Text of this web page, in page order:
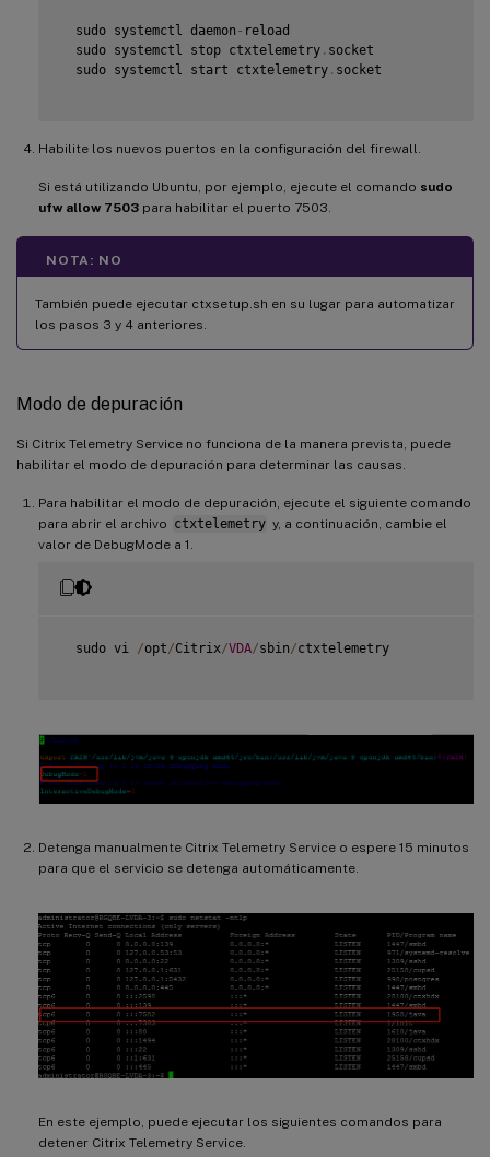
  sudo systemctl daemon
- reload
  sudo systemctl stop ctxtelemetry
. socket
  sudo systemctl start ctxtelemetry
. socket
Habilite los nuevos puertos en la configuración del firewall.
Si está utilizando Ubuntu, por ejemplo, ejecute el comando sudo
ufw allow 7503 para habilitar el puerto 7503.
NOTA: NO
También puede ejecutar ctxsetup.sh en su lugar para automatizar
los pasos 3 y 4 anteriores.
Modo de depuración
Si Citrix Telemetry Service no funciona de la manera prevista, puede
habilitar el modo de depuración para determinar las causas.
Para habilitar el modo de depuración, ejecute el siguiente comando
para abrir el archivo ctxtelemetry y, a continuación, cambie el
valor de DebugMode a 1.
  sudo vi
/opt/Citrix/VDA/sbin/ctxtelemetry
Detenga manualmente Citrix Telemetry Service o espere 15 minutos
para que el servicio se detenga automáticamente.
En este ejemplo, puede ejecutar los siguientes comandos para
detener Citrix Telemetry Service.